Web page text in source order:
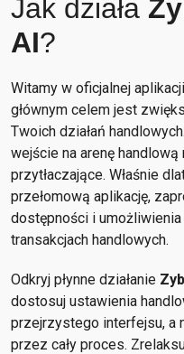
Jak działa
AI?
Witamy w oficjalnej aplikacji
głównym celem jest
Twoich działań
wejście na arenę
przytłaczające. Właśnie
przełomową aplikację,
dostępności i
transakcjach handlowych.
Odkryj płynne działanie
dostosuj ustawienia
przejrzystego interfejsu, a
przez cały proces.